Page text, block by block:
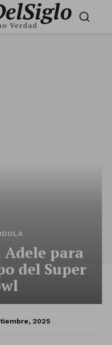
para
del Super
2025